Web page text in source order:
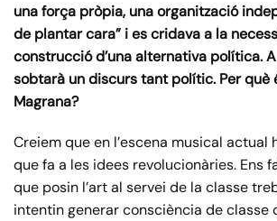
una força pròpia, una organització
de plantar cara” i es cridava a la
construcció d’una alternativa política.
sobtarà un discurs tant polític. Per què
Magrana?
Creiem que en l’escena musical actual
que fa a les idees revolucionàries. Ens
que posin l’art al servei de la classe
intentin generar consciència de classe